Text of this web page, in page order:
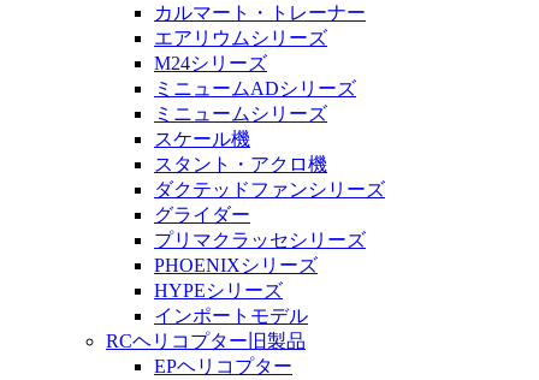
カルマート・トレーナー
エアリウムシリーズ
M24シリーズ
ミニュームADシリーズ
ミニュームシリーズ
スケール機
スタント・アクロ機
ダクテッドファンシリーズ
グライダー
プリマクラッセシリーズ
PHOENIXシリーズ
HYPEシリーズ
インポートモデル
RCヘリコプター旧製品
EPヘリコプター